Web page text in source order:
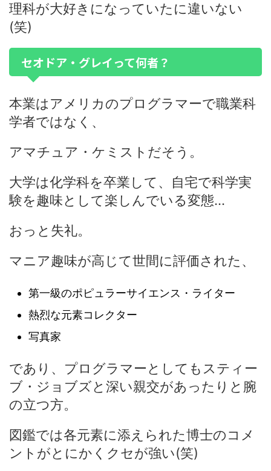
理科が大好きになっていたに違いない
(笑)
セオドア・グレイって何者？
本業はアメリカのプログラマーで職業科
学者ではなく、
アマチュア・ケミストだそう。
大学は化学科を卒業して、自宅で科学実
験を趣味として楽しんでいる変態…
おっと失礼。
マニア趣味が高じて世間に評価された、
第一級のポピュラーサイエンス・ライター
熱烈な元素コレクター
写真家
であり、プログラマーとしてもスティー
ブ・ジョブズと深い親交があったりと腕
の立つ方。
図鑑では各元素に添えられた博士のコメ
ントがとにかくクセが強い(笑)